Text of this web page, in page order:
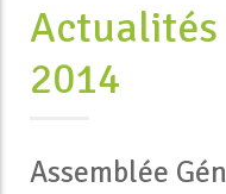
Actualités
2014
Assemblée